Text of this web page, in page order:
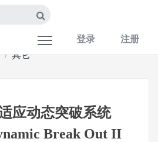
登录
注册
其它
应动态突破系统
Break Out II